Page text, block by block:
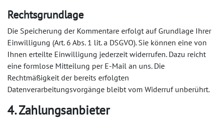
Rechtsgrundlage
Die Speicherung der Kommentare erfolgt auf Grundlage Ihrer
Einwilligung (Art. 6 Abs. 1 lit. a DSGVO). Sie können eine von
Ihnen erteilte Einwilligung jederzeit widerrufen. Dazu reicht
eine formlose Mitteilung per E-Mail an uns. Die
Rechtmäßigkeit der bereits erfolgten
Datenverarbeitungsvorgänge bleibt vom Widerruf unberührt.
4. Zahlungsanbieter